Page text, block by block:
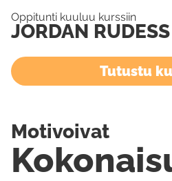
Oppitunti kuuluu kurssiin
JORDAN RUDESS
Tutustu
Motivoivat